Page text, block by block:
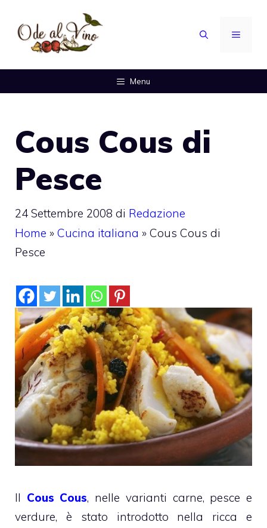
contenuto
MENU
Menu
Cous Cous di
Pesce
24 Settembre 2008 di Redazione
Home » Cucina italiana » Cous Cous di
Pesce
Il Cous Cous, nelle varianti carne, pesce e
verdure, è stato introdotto nella ricca e